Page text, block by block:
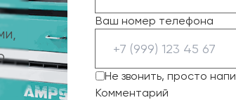
Ваш номер телефона
Не звонить, просто
Комментарий